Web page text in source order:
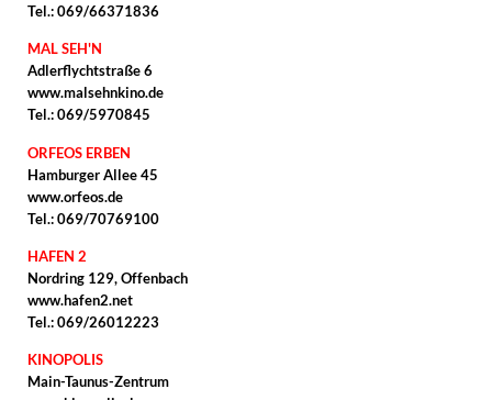
Tel.: 069/66371836
MAL SEH'N
Adlerflychtstraße 6
www.malsehnkino.de
Tel.: 069/5970845
ORFEOS ERBEN
Hamburger Allee 45
www.orfeos.de
Tel.: 069/70769100
HAFEN 2
Nordring 129, Offenbach
www.hafen2.net
Tel.: 069/26012223
KINOPOLIS
Main-Taunus-Zentrum